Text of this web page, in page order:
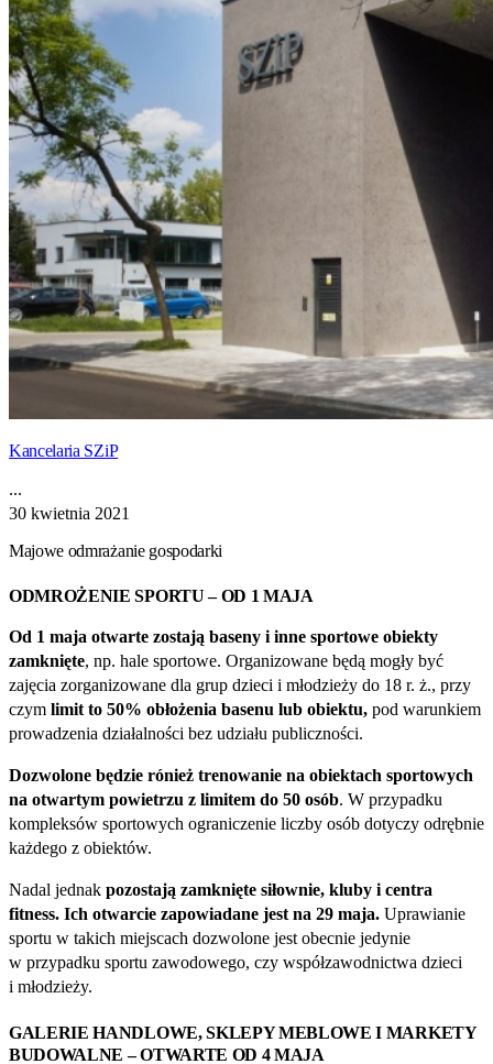
Kancelaria SZiP
...
30 kwietnia 2021
Majowe odmrażanie gospodarki
ODMROŻENIE SPORTU – OD 1 MAJA
Od 1 maja otwarte zostają baseny i inne sportowe obiekty
zamknięte, np. hale sportowe. Organizowane będą mogły być
zajęcia zorganizowane dla grup dzieci i młodzieży do 18 r. ż., przy
czym limit to 50% obłożenia basenu lub obiektu, pod warunkiem
prowadzenia działalności bez udziału publiczności.
Dozwolone będzie rónież trenowanie na obiektach sportowych
na otwartym powietrzu z limitem do 50 osób. W przypadku
kompleksów sportowych ograniczenie liczby osób dotyczy odrębnie
każdego z obiektów.
Nadal jednak pozostają zamknięte siłownie, kluby i centra
fitness. Ich otwarcie zapowiadane jest na 29 maja. Uprawianie
sportu w takich miejscach dozwolone jest obecnie jedynie
w przypadku sportu zawodowego, czy współzawodnictwa dzieci
i młodzieży.
GALERIE HANDLOWE, SKLEPY MEBLOWE I MARKETY
BUDOWALNE – OTWARTE OD 4 MAJA